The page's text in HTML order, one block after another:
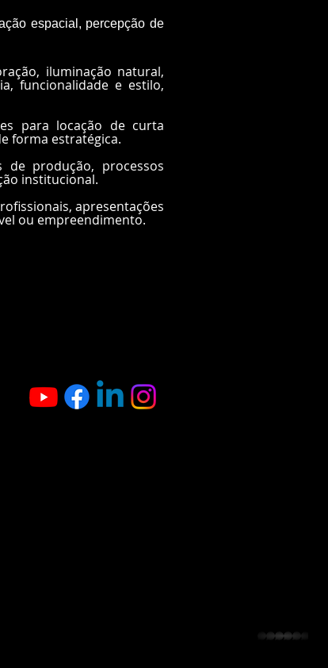
espacial, percepção de
iluminação natural,
funcionalidade e estilo,
para locação de curta
forma estratégica.
produção, processos
institucional.
apresentações
ou empreendimento.
whatsapp